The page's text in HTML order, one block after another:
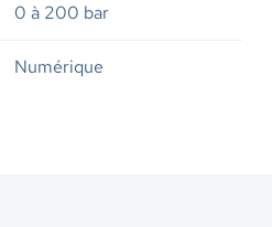
0 à 200 bar
Numérique